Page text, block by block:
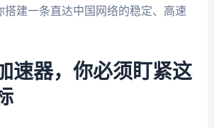
搭建一条直达中国网络的稳定、高速
速器，你必须盯紧这